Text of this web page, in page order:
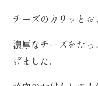
チーズのカリッと
濃厚なチーズをた
げました。